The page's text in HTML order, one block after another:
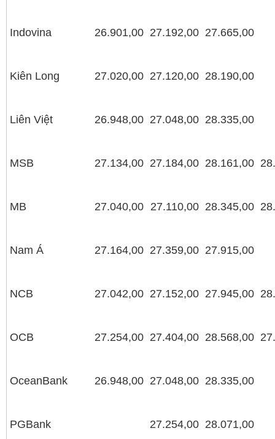
Indovina 26.901,00 27.192,00 27.665,00
Kiên Long 27.020,00 27.120,00 28.190,00
Liên Việt 26.948,00 27.048,00 28.335,00
MSB 27.134,00 27.184,00 28.161,00
MB 27.040,00 27.110,00 28.345,00
Nam Á 27.164,00 27.359,00 27.915,00
NCB 27.042,00 27.152,00 27.945,00
OCB 27.254,00 27.404,00 28.568,00
OceanBank 26.948,00 27.048,00 28.335,00
PGBank 27.254,00 28.071,00